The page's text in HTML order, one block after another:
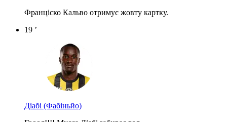
Франціско Кальво отримує жовту картку.
19 ’
Діабі (Фабіньйо)